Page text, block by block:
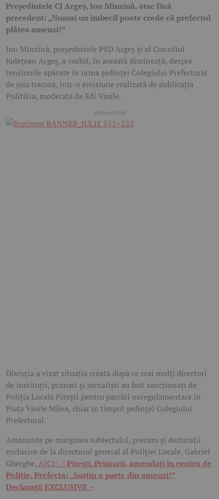
Președintele CJ Argeș, Ion Mînzînă, atac fără
precedent: „Numai un imbecil poate crede că prefectul
plătea amenzi!”
Ion Mînzînă, președintele PSD Argeș și al Consiliul
Județean Argeș, a vorbit, în această dimineață, despre
tensiunile apărute în urma ședinței Colegiului Prefectural
de joia trecută, într-o emisiune realizată de publicația
Politikia, moderată de Edi Vasile.
Discuția a vizat situația creată după ce mai mulți directori
de instituții, primari și jurnaliști au fost sancționați de
Poliția Locală Pitești pentru parcări neregulamentare în
Piața Vasile Milea, chiar în timpul ședinței Colegiului
Prefectural.
Amănunte pe marginea subiectului, precum și declarații
exclusive de la directorul general al Poliției Locale, Gabriel
Gherghe,AICI: –Pitești. Primarii, amendați în centru de
Poliție. Prefecta: „Susțin o parte din amenzi!”
Declarații EXCLUSIVE –